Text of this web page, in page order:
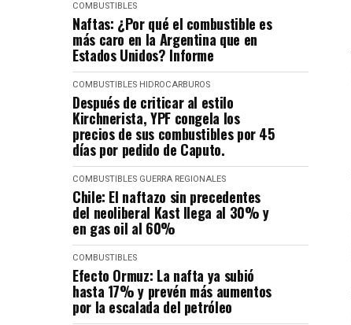
COMBUSTIBLES
Naftas: ¿Por qué el combustible es
más caro en la Argentina que en
Estados Unidos? Informe
COMBUSTIBLES HIDROCARBUROS
Después de criticar al estilo
Kirchnerista, YPF congela los
precios de sus combustibles por 45
días por pedido de Caputo.
COMBUSTIBLES GUERRA REGIONALES
Chile: El naftazo sin precedentes
del neoliberal Kast llega al 30% y
en gas oil al 60%
COMBUSTIBLES
Efecto Ormuz: La nafta ya subió
hasta 17% y prevén más aumentos
por la escalada del petróleo